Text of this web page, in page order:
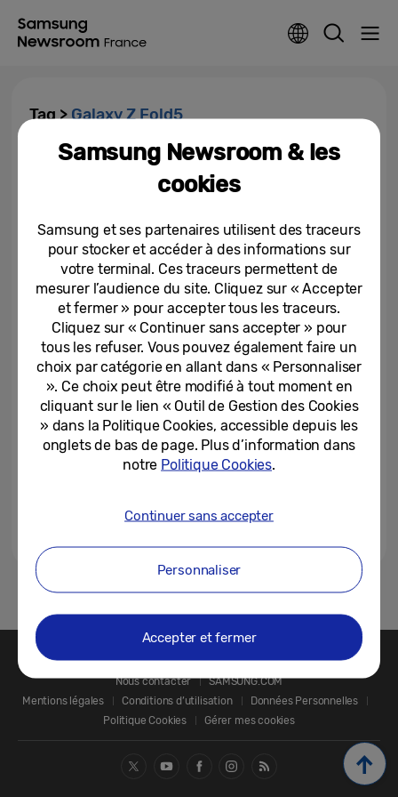
Tag >Galaxy Z Fold5
[Galaxy Unpacked 2023] Le
tour du monde avec Galaxy :
08-08-2023
Samsung Galaxy Z Flip5 et
Galaxy Z Fold5 : la rencontre
entre style et performance
1 2 3
Nous contacter
SAMSUNG.COM
Mentions légales
Conditions d’utilisation
Données Personnelles
Politique Cookies
Gérer mes cookies
Samsung Newsroom & les
cookies
Samsung et ses partenaires utilisent des traceurs
pour stocker et accéder à des informations sur
votre terminal. Ces traceurs permettent de
mesurer l’audience du site. Cliquez sur « Accepter
et fermer » pour accepter tous les traceurs.
Cliquez sur « Continuer sans accepter » pour
tous les refuser. Vous pouvez également faire un
choix par catégorie en allant dans « Personnaliser
». Ce choix peut être modifié à tout moment en
cliquant sur le lien « Outil de Gestion des Cookies
» dans la Politique Cookies, accessible depuis les
onglets de bas de page. Plus d’information dans
notre Politique Cookies.
Continuer sans accepter
Personnaliser
Accepter et fermer